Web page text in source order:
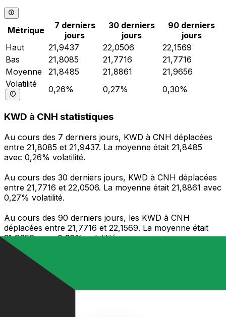
Métrique
7 derniers
jours
30 derniers
jours
90 derniers
jours
Haut
21,9437 22,0506
22,1569
Bas
21,8085 21,7716
21,7716
Moyenne
21,8485 21,8861
21,9656
Volatilité
0,26% 0,27% 0,30%
KWD à CNH statistiques
Au cours des 7 derniers jours, KWD à CNH déplacées
entre 21,8085 et 21,9437. La moyenne était 21,8485
avec 0,26% volatilité.
Au cours des 30 derniers jours, KWD à CNH déplacées
entre 21,7716 et 22,0506. La moyenne était 21,8861 avec
0,27% volatilité.
Au cours des 90 derniers jours, les KWD à CNH
déplacées entre 21,7716 et 22,1569. La moyenne était
21,9656 avec 0,30% volatilité.
Envoyer de l’argent
Gérez votre argent et vos devises lorsque vous
êtes en déplacement